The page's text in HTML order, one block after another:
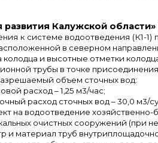
Калужской
к системе водоотведения (К1-
в северном
и высотные отметки
трубы в точке
объем сточных вод:
расход – 1,25 м3/час;
расход сточных вод – 30,0 м3/
на водоотведение
очистных сооружений (при
и материал труб